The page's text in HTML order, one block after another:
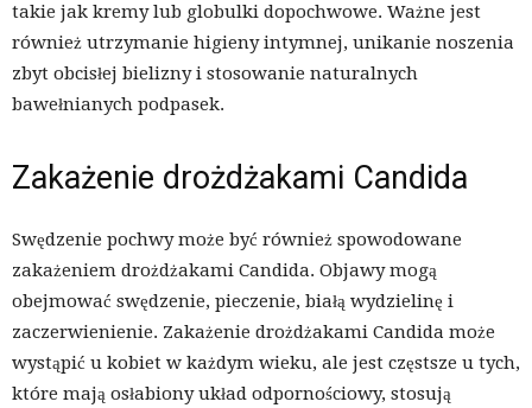
takie jak kremy lub globulki dopochwowe. Ważne jest
również utrzymanie higieny intymnej, unikanie noszenia
zbyt obcisłej bielizny i stosowanie naturalnych
bawełnianych podpasek.
Zakażenie drożdżakami Candida
Swędzenie pochwy może być również spowodowane
zakażeniem drożdżakami Candida. Objawy mogą
obejmować swędzenie, pieczenie, białą wydzielinę i
zaczerwienienie. Zakażenie drożdżakami Candida może
wystąpić u kobiet w każdym wieku, ale jest częstsze u tych,
które mają osłabiony układ odpornościowy, stosują